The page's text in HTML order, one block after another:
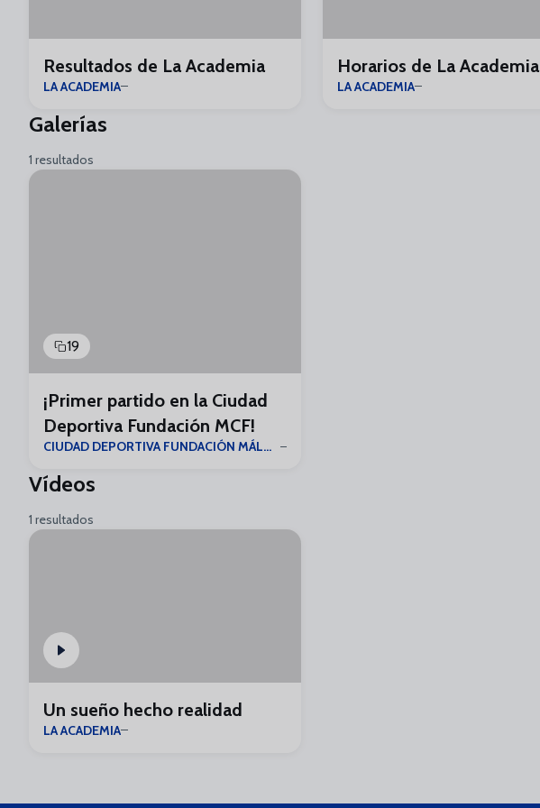
Resultados de La Academia
LA ACADEMIA
Horarios de La Academia
LA ACADEMIA
Galerías
1 resultados
19
¡Primer partido en la Ciudad
Deportiva Fundación MCF!
CIUDAD DEPORTIVA FUNDACIÓN MÁLAGA CF
Vídeos
1 resultados
Un sueño hecho realidad
LA ACADEMIA